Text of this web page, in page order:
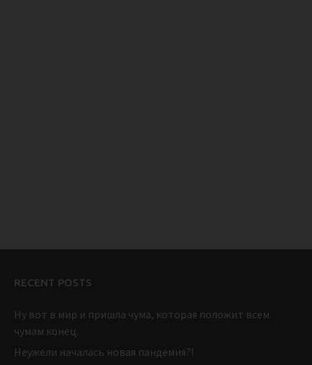
RECENT POSTS
Ну вот в мир и пришла чума, которая положит всем
чумам конец.
Неужели началась новая пандемия?!